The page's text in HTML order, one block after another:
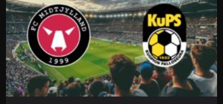
21
19:00)
KURSY,
TYPY
–
KTO
BĘDZIE
LEPSZY?